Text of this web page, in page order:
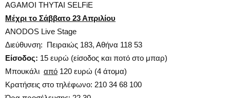
AGAMOI THYTAI SELFiE
Μέχρι το Σάββατο 23 Απριλίου
ANODOS Live Stage
Διεύθυνση: Πειραιώς 183, Αθήνα 118 53
Είσοδος: 15 ευρώ (είσοδος και ποτό στο μπαρ)
Μπουκάλι από 120 ευρώ (4 άτομα)
Κρατήσεις στο τηλέφωνο: 210 34 68 100